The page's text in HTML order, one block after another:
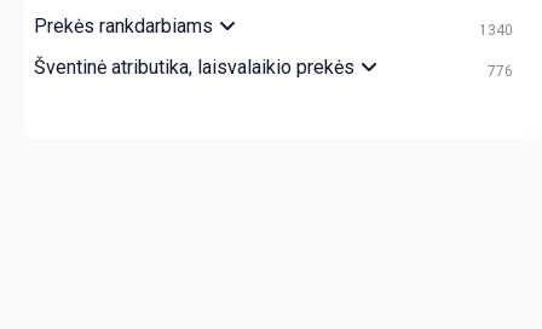
Prekės rankdarbiams 1340
Šventinė atributika, laisvalaikio prekės 776